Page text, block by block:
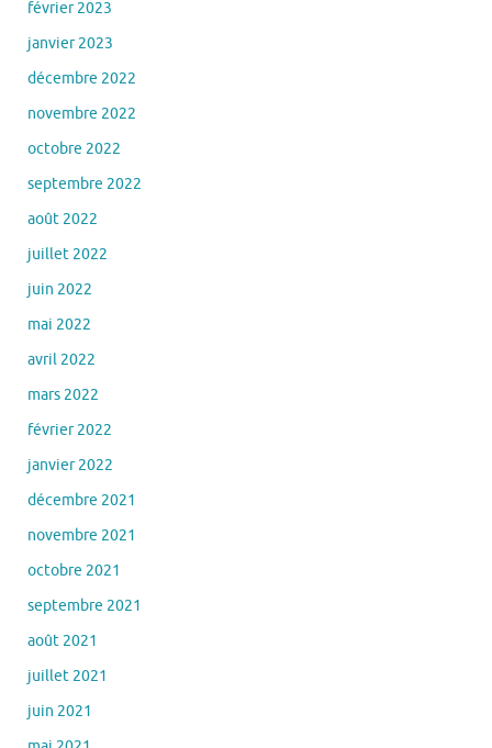
février 2023
janvier 2023
décembre 2022
novembre 2022
octobre 2022
septembre 2022
août 2022
juillet 2022
juin 2022
mai 2022
avril 2022
mars 2022
février 2022
janvier 2022
décembre 2021
novembre 2021
octobre 2021
septembre 2021
août 2021
juillet 2021
juin 2021